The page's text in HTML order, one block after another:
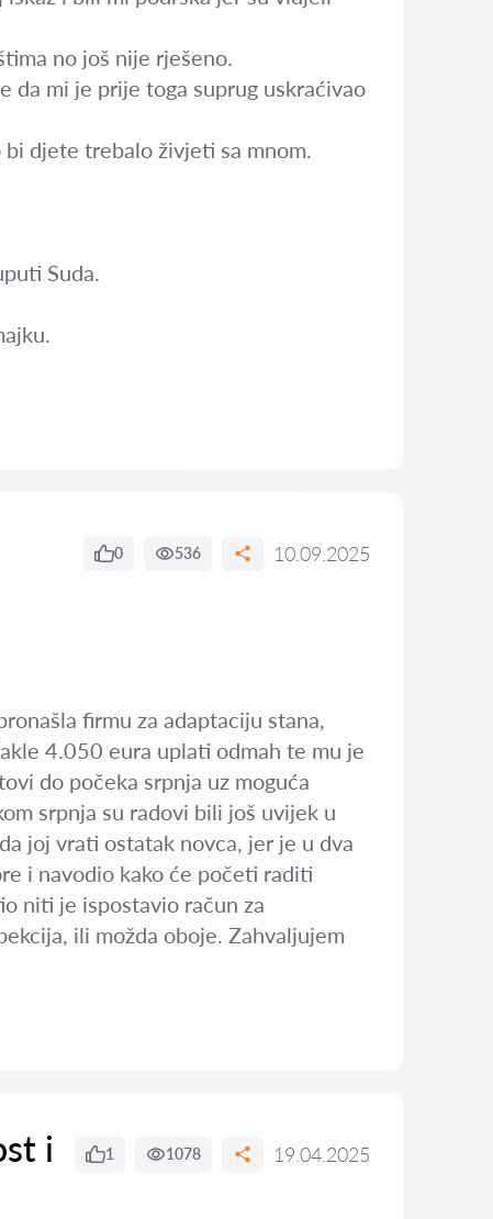
no još nije rješeno.
da mi je prije toga suprug uskraćivao
djete trebalo živjeti sa mnom.
Suda.
0 536 10.09.2025
firmu za adaptaciju stana,
4.050 eura uplati odmah te mu je
do počeka srpnja uz moguća
srpnja su radovi bili još uvijek u
joj vrati ostatak novca, jer je u dva
i navodio kako će početi raditi
niti je ispostavio račun za
ili možda oboje. Zahvaljujem
i
1 1078 19.04.2025